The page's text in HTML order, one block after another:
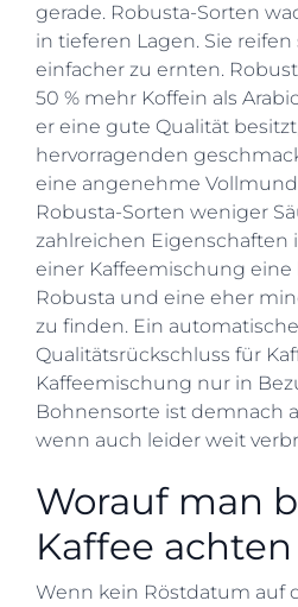
gerade. Robusta-Sorten
in tieferen Lagen. Sie
einfacher zu ernten.
50 % mehr Koffein als
er eine gute Qualität
hervorragenden
eine angenehme
Robusta-Sorten weniger
zahlreichen Eigenschaften
einer Kaffeemischung eine
Robusta und eine eher
zu finden. Ein
Qualitätsrückschluss für
Kaffeemischung nur in
Bohnensorte ist demnach
wenn auch leider weit
Worauf man
Kaffee
Wenn kein Röstdatum auf